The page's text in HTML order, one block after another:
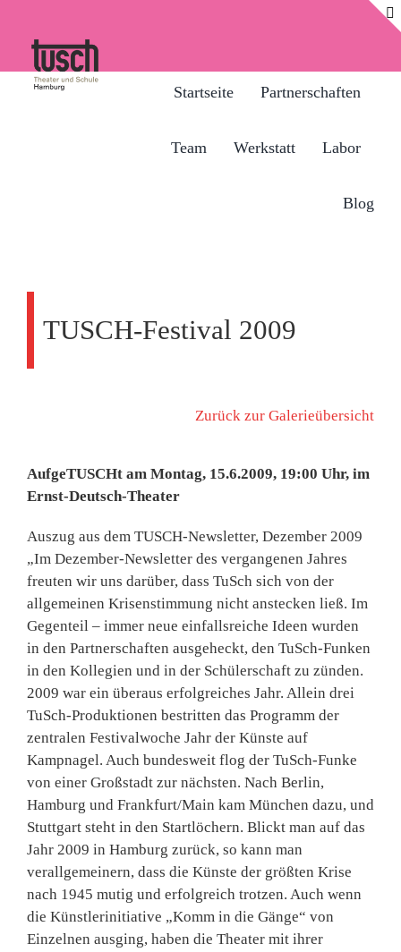
springen
Startseite Partnerschaften
Team Werkstatt Labor
Blog
TUSCH-Festival 2009
Zurück zur Galerieübersicht
AufgeTUSCHt am Montag, 15.6.2009, 19:00 Uhr, im
Ernst-Deutsch-Theater
Auszug aus dem TUSCH-Newsletter, Dezember 2009
„Im Dezember-Newsletter des vergangenen Jahres
freuten wir uns darüber, dass TuSch sich von der
allgemeinen Krisenstimmung nicht anstecken ließ. Im
Gegenteil – immer neue einfallsreiche Ideen wurden
in den Partnerschaften ausgeheckt, den TuSch-Funken
in den Kollegien und in der Schülerschaft zu zünden.
2009 war ein überaus erfolgreiches Jahr. Allein drei
TuSch-Produktionen bestritten das Programm der
zentralen Festivalwoche Jahr der Künste auf
Kampnagel. Auch bundesweit flog der TuSch-Funke
von einer Großstadt zur nächsten. Nach Berlin,
Hamburg und Frankfurt/Main kam München dazu, und
Stuttgart steht in den Startlöchern. Blickt man auf das
Jahr 2009 in Hamburg zurück, so kann man
verallgemeinern, dass die Künste der größten Krise
nach 1945 mutig und erfolgreich trotzen. Auch wenn
die Künstlerinitiative „Komm in die Gänge“ von
Einzelnen ausging, haben die Theater mit ihrer